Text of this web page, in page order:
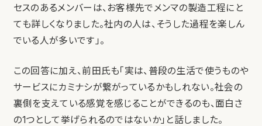
セスのあるメンバーは、お客様先でメンマの製造工程にと
ても詳しくなりました。社内の人は、そうした過程を楽しん
でいる人が多いです」。
この回答に加え、前田氏も「実は、普段の生活で使うものや
サービスにカミナシが繋がっているかもしれない。社会の
裏側を支えている感覚を感じることができるのも、面白さ
の1つとして挙げられるのではないか」と話しました。